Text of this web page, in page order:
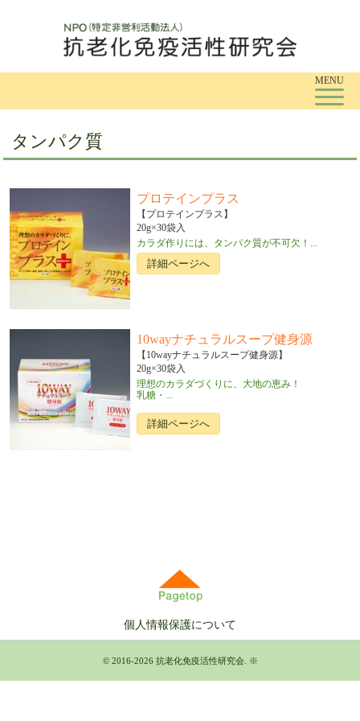
MENU
タンパク質
プロテインプラス
【プロテインプラス】
20g×30袋入
カラダ作りには、タンパク質が不可欠！...
詳細ページへ
10wayナチュラルスープ健身源
【10wayナチュラルスープ健身源】
20g×30袋入
理想のカラダづくりに、大地の恵み！
乳糖・...
詳細ページへ
個人情報保護について
© 2016-2026 抗老化免疫活性研究会. ※